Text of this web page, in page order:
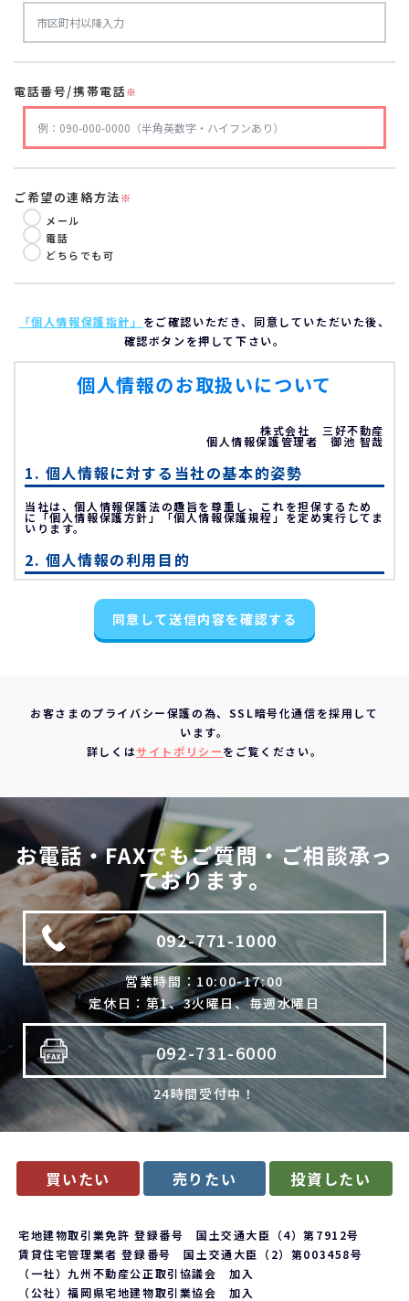
電話番号/携帯電話※
ご希望の連絡方法※
メール
電話
どちらでも可
「個人情報保護指針」 をご確認いただき、同意していただいた後、
確認ボタンを押して下さい。
個人情報のお取扱いについて
株式会社 三好不動産
個人情報保護管理者 御池 智哉
1. 個人情報に対する当社の基本的姿勢
当社は、個人情報保護法の趣旨を尊重し、これを担保するため
に「個人情報保護方針」「個人情報保護規程」を定め実行してま
いります。
2. 個人情報の利用目的
不動産物件の調査
お申込の受付と管理
サービス内容の分析、向上
3. 個人情報の第三者への提供について
ご本人の同意がある場合
法令に基づく場合
利用目的の範囲内で個人情報の取扱いの全部又は一部を委託
する場合
人の生命、身体又は財産の保護のために必要で、ご本人の同
意を得ることが難しいとき
公衆衛生の向上、児童の健全な育成のために必要で、ご本人
の同意を得ることが難しいとき
国や地方公共団体などに協力する場合で、ご本人の同意を得
ることによって支障を及ぼすおそれがあるとき
合併又は譲渡などの事由による事業の承継に伴って個人情報
を提供する場合で、承継前の利用目的の範囲内で個人情報を
取り扱うとき
4. 個人情報の外部委託
当社は、利用目的の達成に必要な範囲内において、個人情報の取
扱いの全部又は一部を委託する場合があります。委託先の選定に
は厳正な基準を設け、委託先との間で必要な契約を締結し、適切
5. 開示等の請求について
応じております。ご請求される方は、当社「個人情報お客様相談
窓口」までお問い合わせください。
6. 個人情報を提供する事の任意性について
同意して送信内容を確認する
お客さまのプライバシー保護の為、SSL暗号化通信を採用して
います。
詳しくはサイトポリシーをご覧ください。
お電話・FAXでもご質問・ご相談承っ
ております。
092-771-1000
営業時間：10:00-17:00
定休日：第1、3火曜日、毎週水曜日
092-731-6000
24時間受付中！
買いたい 売りたい 投資したい
宅地建物取引業免許 登録番号 国土交通大臣（4）第7912号
賃貸住宅管理業者 登録番号 国土交通大臣（2）第003458号
（一社）九州不動産公正取引協議会 加入
（公社）福岡県宅地建物取引業協会 加入